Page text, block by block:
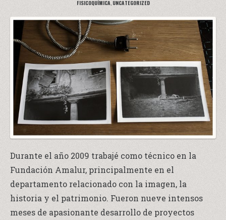
FISICOQUÍMICA, UNCATEGORIZED
Durante el año 2009 trabajé como técnico en la
Fundación Amalur, principalmente en el
departamento relacionado con la imagen, la
historia y el patrimonio. Fueron nueve intensos
meses de apasionante desarrollo de proyectos